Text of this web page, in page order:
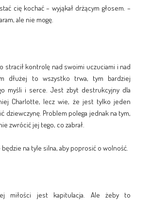
cię kochać – wyjąkał drżącym głosem. –
ale nie mogę.
stracił kontrolę nad swoimi uczuciami i nad
dłużej to wszystko trwa, tym bardziej
myśli i serce. Jest zbyt destrukcyjny dla
Charlotte, lecz wie, że jest tylko jeden
dziewczynę. Problem polega jednak na tym,
zwrócić jej tego, co zabrał.
na tyle silna, aby poprosić o wolność.
miłości jest kapitulacja. Ale żeby to